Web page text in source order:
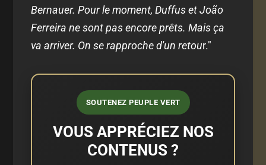
Bernauer. Pour le moment, Duffus et João
Ferreira ne sont pas encore prêts. Mais ça
va arriver. On se rapproche d'un retour."
SOUTENEZ PEUPLE VERT
VOUS APPRÉCIEZ NOS
CONTENUS ?